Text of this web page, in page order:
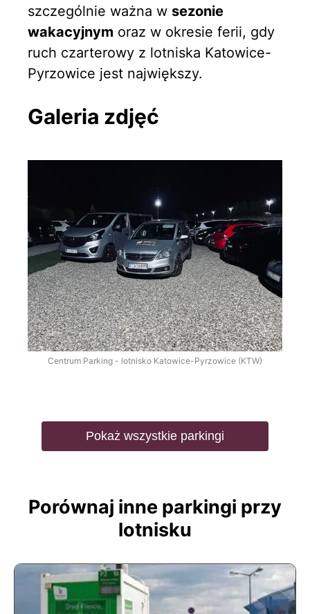
szczególnie ważna w sezonie
wakacyjnym oraz w okresie ferii, gdy
ruch czarterowy z lotniska Katowice-
Pyrzowice jest największy.
Galeria zdjęć
Centrum Parking - lotnisko Katowice-Pyrzowice (KTW)
Pokaż wszystkie parkingi
Porównaj inne parkingi przy
lotnisku